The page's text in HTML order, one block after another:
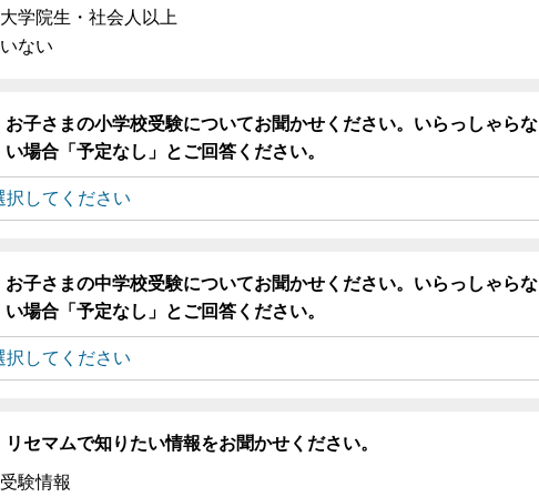
大学院生・社会人以上
いない
お子さまの小学校受験についてお聞かせください。いらっしゃらな
い場合「予定なし」とご回答ください。
お子さまの中学校受験についてお聞かせください。いらっしゃらな
い場合「予定なし」とご回答ください。
リセマムで知りたい情報をお聞かせください。
受験情報